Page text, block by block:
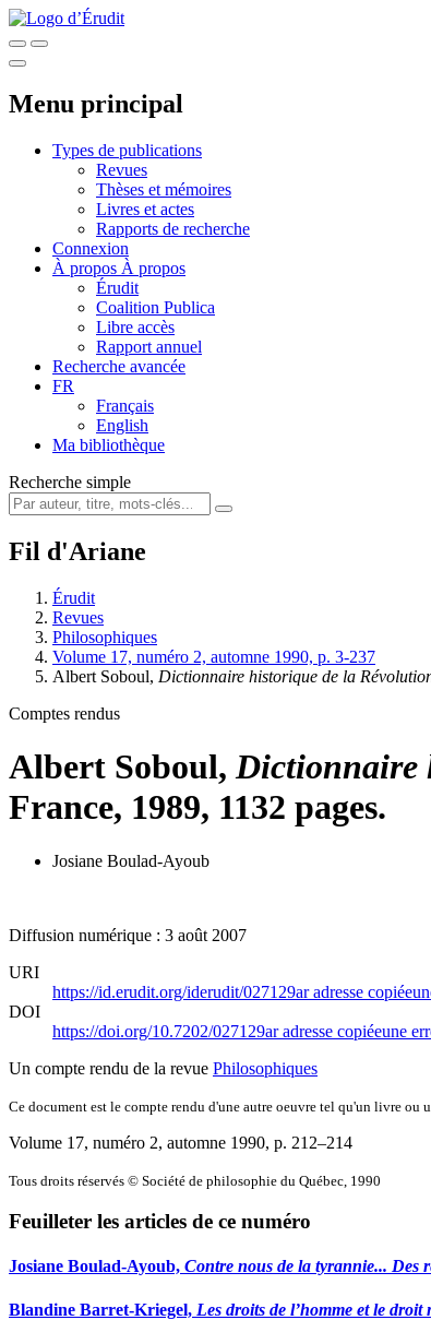
Menu principal
Types de publications
Revues
Thèses et mémoires
Livres et actes
Rapports de recherche
Connexion
À propos À propos
Érudit
Coalition Publica
Libre accès
Rapport annuel
Recherche avancée
FR
Français
English
Ma bibliothèque
Recherche simple
Fil d'Ariane
Érudit
Revues
Philosophiques
Volume 17, numéro 2, automne 1990, p. 3-237
Albert Soboul, Dictionnaire historique de la
Comptes rendus
Albert Soboul, Dictionnaire
France, 1989, 1132 pages.
Josiane Boulad-Ayoub
Diffusion numérique : 3 août 2007
URI
https://id.erudit.org/iderudit/027129aradresse copiée
DOI
https://doi.org/10.7202/027129aradresse copiéeune
Un compte rendu de la revue Philosophiques
Ce document est le compte rendu d'une autre oeuvre tel qu'un livre
Volume 17, numéro 2, automne 1990, p. 212–214
Tous droits réservés © Société de philosophie du Québec, 1990
Feuilleter les articles de ce numéro
Josiane Boulad-Ayoub, Contre nous de la tyrannie... Des
Blandine Barret-Kriegel, Les droits de l’homme et le droit